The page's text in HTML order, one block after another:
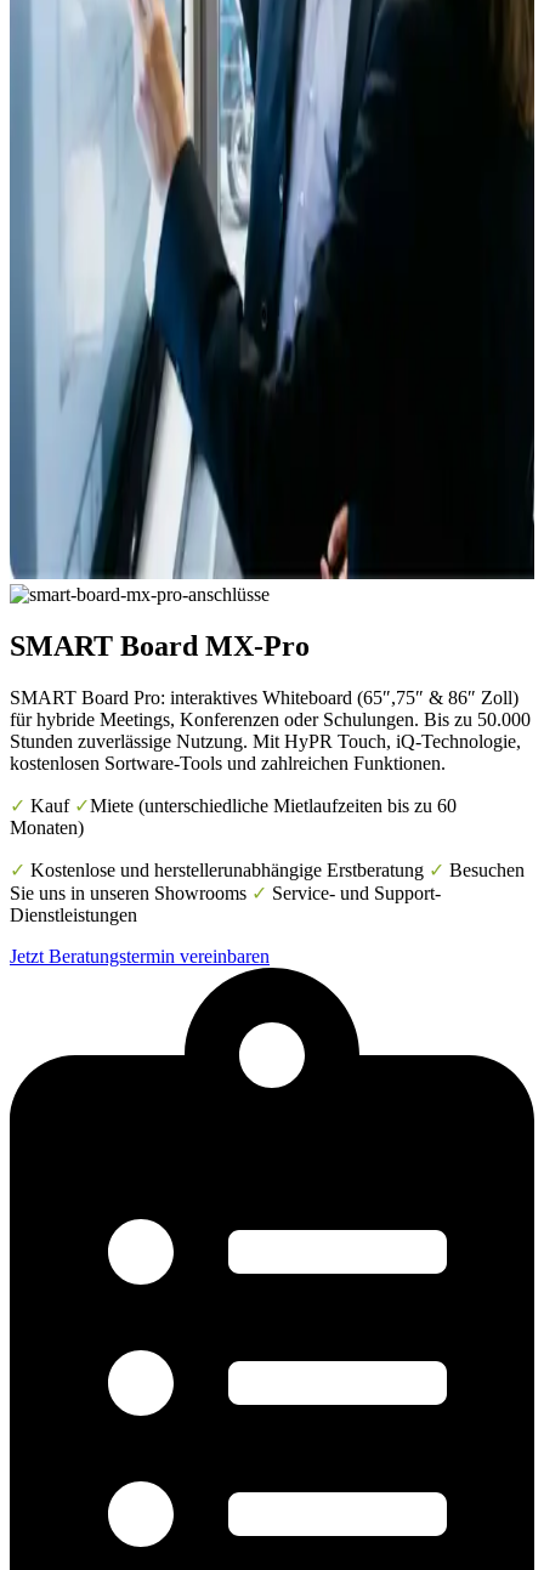
SMART Board MX-Pro
SMART Board Pro: interaktives Whiteboard (65″,75″ & 86″ Zoll)
für hybride Meetings, Konferenzen oder Schulungen. Bis zu 50.000
Stunden zuverlässige Nutzung. Mit HyPR Touch, iQ-Technologie,
kostenlosen Sortware-Tools und zahlreichen Funktionen.
✓ Kauf ✓Miete (unterschiedliche Mietlaufzeiten bis zu 60
Monaten)
✓ Kostenlose und herstellerunabhängige Erstberatung ✓ Besuchen
Sie uns in unseren Showrooms ✓ Service- und Support-
Dienstleistungen
Jetzt Beratungstermin vereinbaren